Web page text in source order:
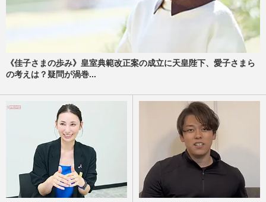
《佳子さまの歩み》皇室典範改正案の成立に天皇陛下、愛子さまら
の考えは？疑問が渦巻...